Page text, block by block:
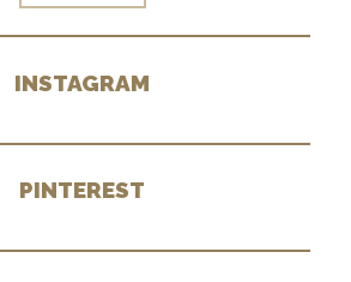
INSTAGRAM
PINTEREST